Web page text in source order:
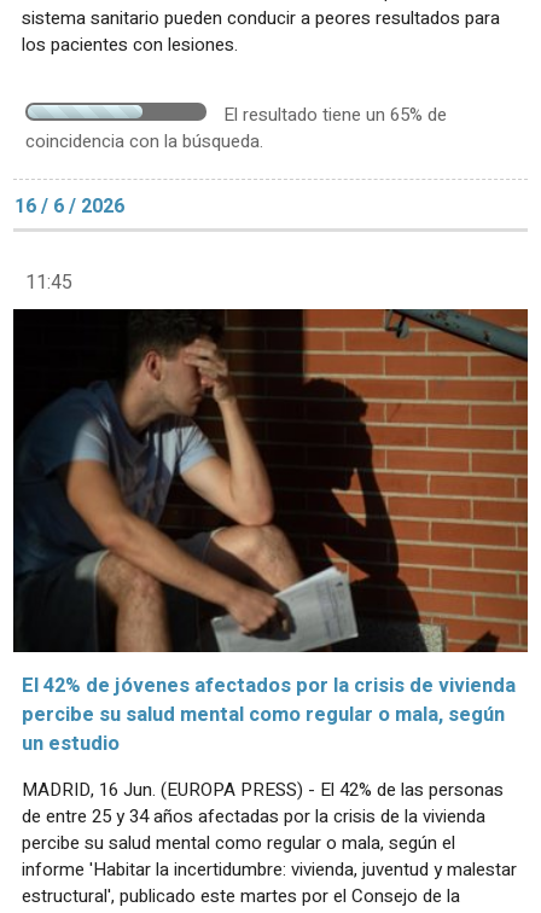
sistema sanitario pueden conducir a peores resultados para
los pacientes con lesiones.
El resultado tiene un 65% de
coincidencia con la búsqueda.
16 / 6 / 2026
11:45
El 42% de jóvenes afectados por la crisis de vivienda
percibe su salud mental como regular o mala, según
un estudio
MADRID, 16 Jun. (EUROPA PRESS) - El 42% de las personas
de entre 25 y 34 años afectadas por la crisis de la vivienda
percibe su salud mental como regular o mala, según el
informe 'Habitar la incertidumbre: vivienda, juventud y malestar
estructural', publicado este martes por el Consejo de la